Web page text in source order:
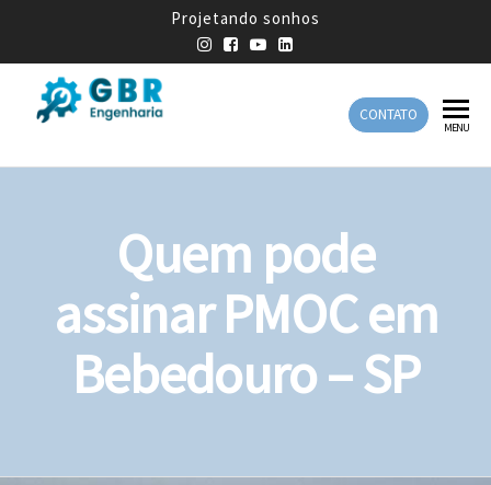
Projetando sonhos
Engenharia
Engenharia
CONTATO
MENU
Quem pode
assinar PMOC em
Bebedouro – SP